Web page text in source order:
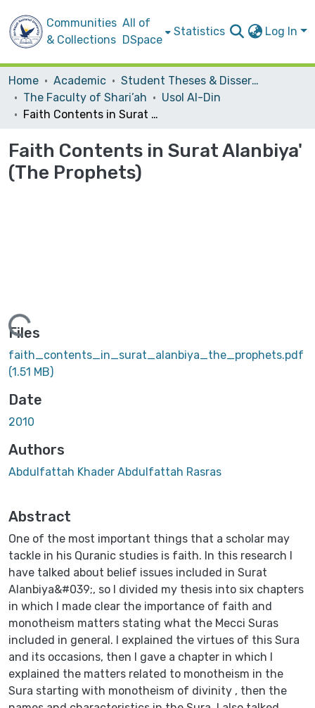
Communities
& Collections
All of
DSpace
Statistics Log In
Home Academic
Student Theses & Dissertations
The Faculty of Shari’ah
Usol Al-Din
Faith Contents in Surat Alanbiya' (The Prophets)
Faith Contents in Surat Alanbiya'
(The Prophets)
Loading...
Files
faith_contents_in_surat_alanbiya_the_prophets.pdf
(1.51 MB)
Date
2010
Authors
Abdulfattah Khader Abdulfattah Rasras
Abstract
One of the most important things that a scholar may
tackle in his Quranic studies is faith. In this research I
have talked about belief issues included in Surat
Alanbiya&#039;, so I divided my thesis into six chapters
in which I made clear the importance of faith and
monotheism matters stating what the Mecci Suras
included in general. I explained the virtues of this Sura
and its occasions, then I gave a chapter in which I
explained the matters related to monotheism in the
Sura starting with monotheism of divinity , then the